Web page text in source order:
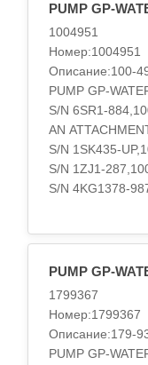
PUMP GP-
1004951
Номер:1004951
Описание:100-
PUMP GP-
S/N 6SR1-
AN
S/N 1SK435-
S/N 1ZJ1-
S/N 4KG1378-
PUMP GP-
1799367
Номер:1799367
Описание:179-
PUMP GP-